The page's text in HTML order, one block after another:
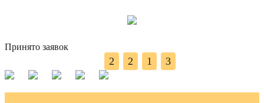
Принято заявок
2 2 1 3